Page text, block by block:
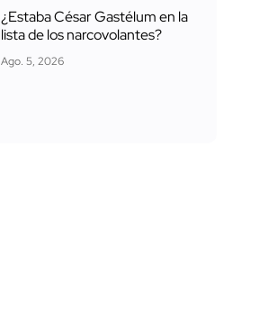
¿Estaba César Gastélum en la
lista de los narcovolantes?
Ago. 5, 2026